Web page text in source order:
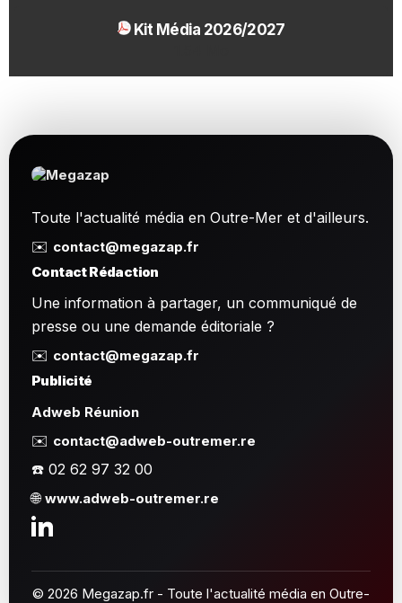
Kit Média 2026/2027
Toute l'actualité média en Outre-Mer et d'ailleurs.
✉️ contact@megazap.fr
Contact Rédaction
Une information à partager, un communiqué de
presse ou une demande éditoriale ?
✉️ contact@megazap.fr
Publicité
Adweb Réunion
✉️ contact@adweb-outremer.re
☎️ 02 62 97 32 00
🌐www.adweb-outremer.re
© 2026 Megazap.fr - Toute l'actualité média en Outre-